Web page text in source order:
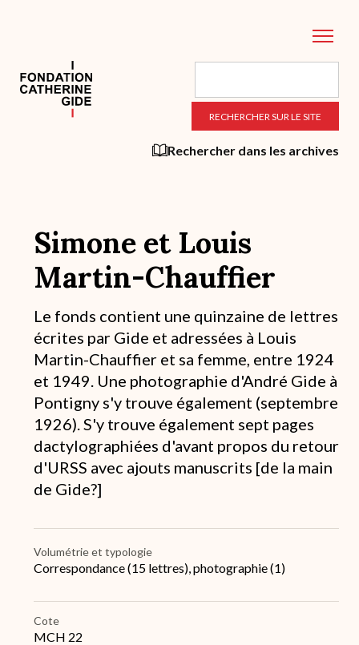
principal
Rechercher dans les archives
Simone et Louis
Martin-Chauffier
Description
succincte
du
fond
/
historique
de
conservation
Le fonds contient une quinzaine de lettres
écrites par Gide et adressées à Louis
Martin-Chauffier et sa femme, entre 1924
et 1949. Une photographie d'André Gide à
Pontigny s'y trouve également (septembre
1926). S'y trouve également sept pages
dactylographiées d'avant propos du retour
d'URSS avec ajouts manuscrits [de la main
de Gide?]
Volumétrie et typologie
Correspondance (15 lettres), photographie (1)
Cote
MCH 22